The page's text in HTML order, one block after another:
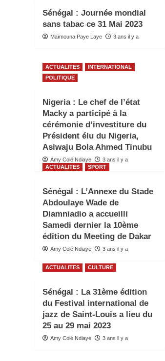
Sénégal : Journée mondial
sans tabac ce 31 Mai 2023
Maïmouna Paye Laye 3 ans il y a
ACTUALITES
INTERNATIONAL
POLITIQUE
Nigeria : Le chef de l’état
Macky a participé à la
cérémonie d’investiture du
Président élu du Nigeria,
Asiwaju Bola Ahmed Tinubu
Amy Colé Ndiaye 3 ans il y a
ACTUALITES SPORT
Sénégal : L’Annexe du Stade
Abdoulaye Wade de
Diamniadio a accueilli
Samedi dernier la 10ème
édition du Meeting de Dakar
Amy Colé Ndiaye 3 ans il y a
ACTUALITES
CULTURE
Sénégal : La 31ème édition
du Festival international de
jazz de Saint-Louis a lieu du
25 au 29 mai 2023
Amy Colé Ndiaye 3 ans il y a